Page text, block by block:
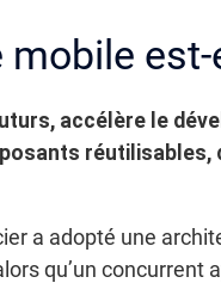
accélère le
a adopté une
qu’un